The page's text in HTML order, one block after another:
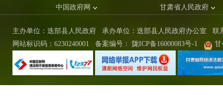
中国政府网 甘肃省人民政府
主办单位：迭部县人民政府 承办单位：迭部县人民政府办公室 联
网站标识码：6230240001
备案编号： 陇ICP备16000083号-1 甘